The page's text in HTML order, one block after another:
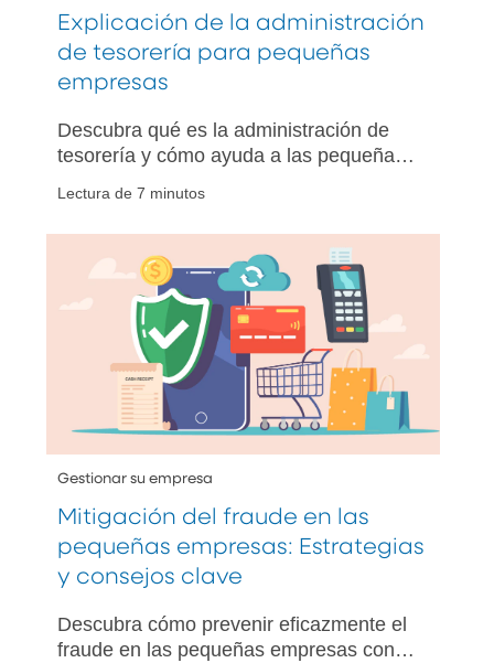
Explicación de la administración
de tesorería para pequeñas
empresas
Descubra qué es la administración de
tesorería y cómo ayuda a las pequeñas
de fraude y optimizar la liquidez.
Lectura de 7 minutos
Gestionar su empresa
Mitigación del fraude en las
pequeñas empresas: Estrategias
y consejos clave
Descubra cómo prevenir eficazmente el
fraude en las pequeñas empresas con